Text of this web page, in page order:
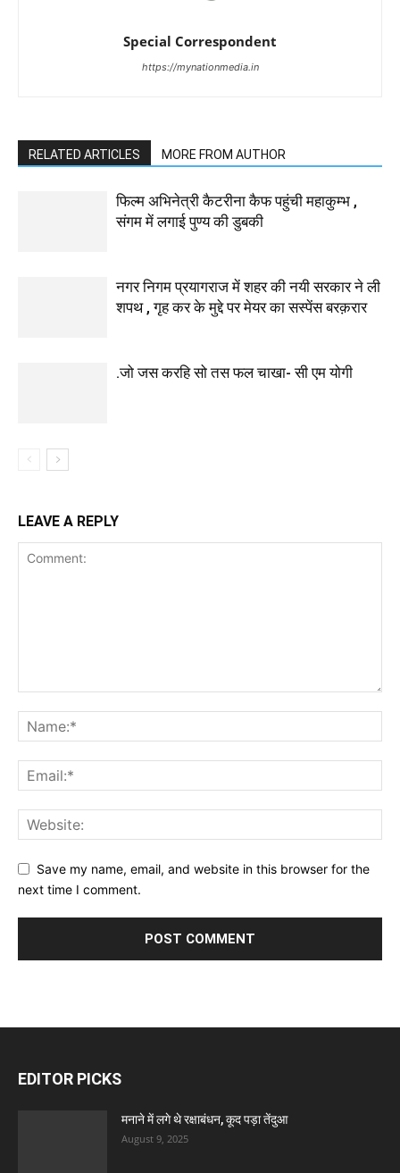
Special Correspondent
https://mynationmedia.in
RELATED ARTICLES MORE FROM AUTHOR
फिल्म अभिनेत्री कैटरीना कैफ पहुंची महाकुम्भ ,
संगम में लगाई पुण्य की डुबकी
नगर निगम प्रयागराज में शहर की नयी सरकार ने ली
शपथ , गृह कर के मुद्दे पर मेयर का सस्पेंस बरक़रार
.जो जस करहि सो तस फल चाखा- सी एम योगी
LEAVE A REPLY
Save my name, email, and website in this browser for the
next time I comment.
EDITOR PICKS
मनाने में लगे थे रक्षाबंधन, कूद पड़ा तेंदुआ
August 9, 2025